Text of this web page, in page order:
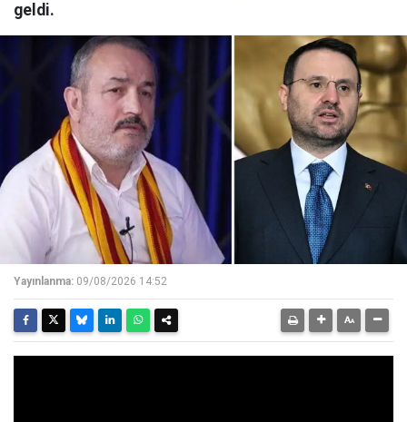
geldi.
Yayınlanma: 09/08/2026 14:52